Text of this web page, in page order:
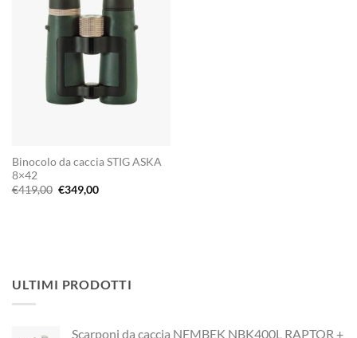
Binocolo da caccia STIG ASKA
8×42
€419,00 Il
prezzo
€349,00Il
ULTIMI PRODOTTI
Scarponi da caccia NEMBEK NBK400L RAPTOR +